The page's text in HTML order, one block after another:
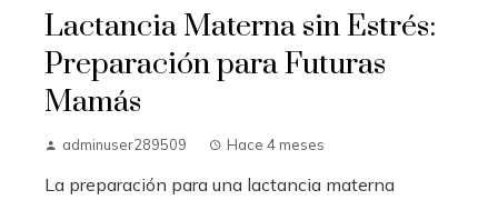
Lactancia Materna sin Estrés:
Preparación para Futuras
Mamás
adminuser289509 Hace 4 meses
La preparación para una lactancia materna